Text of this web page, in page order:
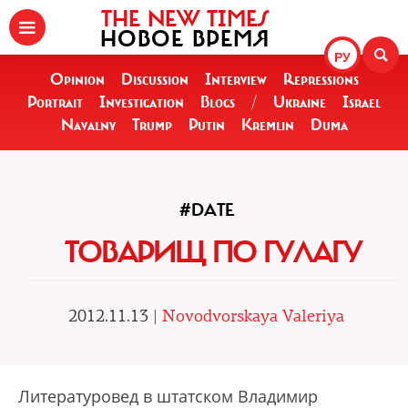
РУ
THE NEW TIMES
НОВОЕ ВРЕМЯ
Opinion Discussion Interview
Repressions
Portrait
Investigation Blogs / Ukraine
Israel
Navalny
Trump Putin Kremlin Duma
#DATE
ТОВАРИЩ ПО ГУЛАГУ
2012.11.13 | Novodvorskaya Valeriya
Литературовед в штатском Владимир